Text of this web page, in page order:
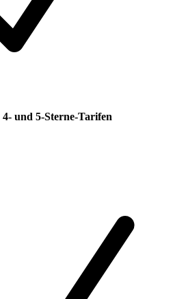
4- und 5-Sterne-Tarifen